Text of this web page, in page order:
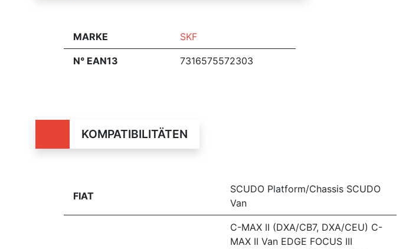
MARKE SKF
N° EAN13 7316575572303
KOMPATIBILITÄTEN
FIAT
SCUDO Platform/Chassis SCUDO
Van
C-MAX II (DXA/CB7, DXA/CEU) C-
MAX II Van EDGE FOCUS III